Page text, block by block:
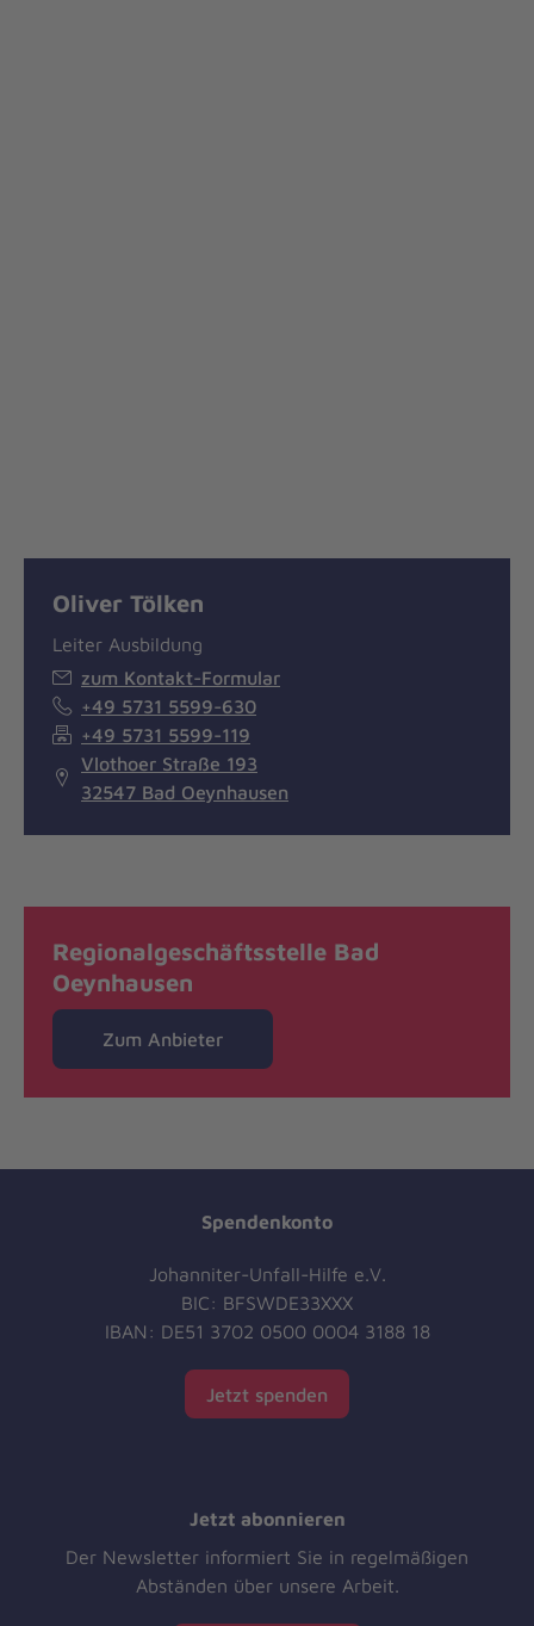
Oliver Tölken
Leiter Ausbildung
zum Kontakt-Formular
+49 5731 5599-630
+49 5731 5599-119
Vlothoer Straße 193
32547 Bad Oeynhausen
Regionalgeschäftsstelle Bad
Oeynhausen
Zum Anbieter
Spendenkonto
Johanniter-Unfall-Hilfe e.V.
BIC: BFSWDE33XXX
IBAN: DE51 3702 0500 0004 3188 18
Jetzt spenden
Jetzt abonnieren
Der Newsletter informiert Sie in regelmäßigen
Abständen über unsere Arbeit.